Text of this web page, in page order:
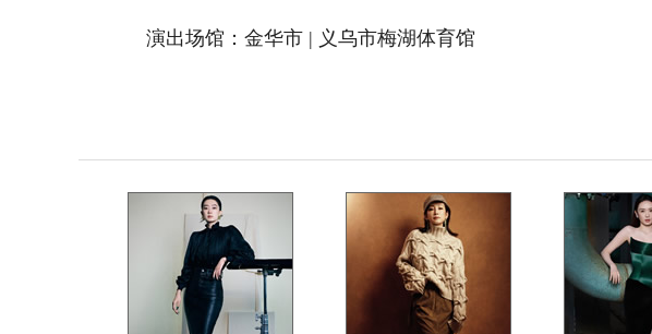
演出场馆：金华市 | 义乌市梅湖体育馆